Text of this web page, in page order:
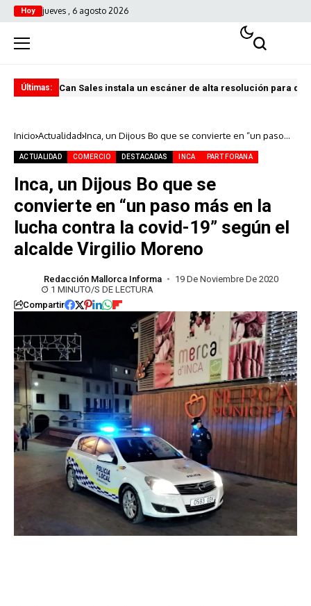
Hoy jueves , 6 agosto 2026
Últimas: Can Sales instala un escáner de alta resolución para
Inicio Actualidad Inca, un Dijous Bo que se convierte en “un paso
alcalde Virgilio Moreno
ACTUALIDAD COMERCIO DESTACADAS INCA PART FORANA
Inca, un Dijous Bo que se
convierte en “un paso más en la
lucha contra la covid-19” según el
alcalde Virgilio Moreno
Redacción Mallorca Informa
19 De Noviembre De 2020
1 MINUTO/S DE LECTURA
Compartir